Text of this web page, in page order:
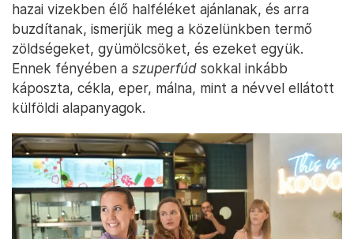
hazai vizekben élő halféléket ajánlanak, és arra
buzdítanak, ismerjük meg a közelünkben termő
zöldségeket, gyümölcsöket, és ezeket együk.
Ennek fényében a szuperfúd sokkal inkább
káposzta, cékla, eper, málna, mint a névvel ellátott
külföldi alapanyagok.